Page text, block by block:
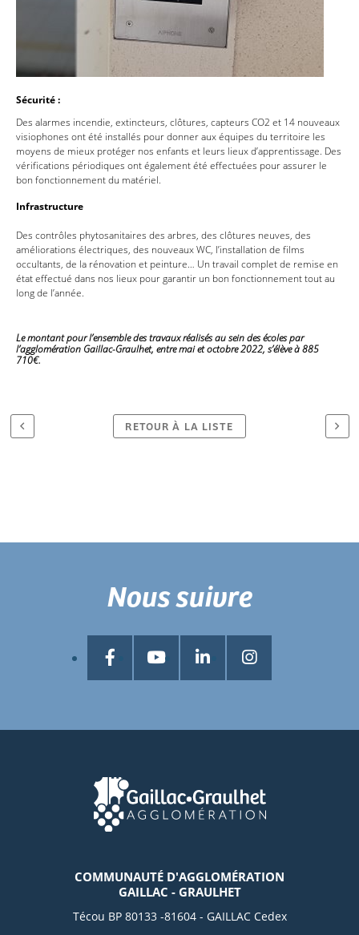
Sécurité :
Des alarmes incendie, extincteurs, clôtures, capteurs CO2 et 14 nouveaux
visiophones ont été installés pour donner aux équipes du territoire les
moyens de mieux protéger nos enfants et leurs lieux d’apprentissage. Des
vérifications périodiques ont également été effectuées pour assurer le
bon fonctionnement du matériel.
Infrastructure
Des contrôles phytosanitaires des arbres, des clôtures neuves, des
améliorations électriques, des nouveaux WC, l’installation de films
occultants, de la rénovation et peinture… Un travail complet de remise en
état effectué dans nos lieux pour garantir un bon fonctionnement tout au
long de l’année.
Le montant pour l’ensemble des travaux réalisés au sein des écoles par
l’agglomération Gaillac-Graulhet, entre mai et octobre 2022, s’élève à 885
710€.
RETOUR À LA LISTE
COMMUNAUTÉ D'AGGLOMÉRATION
GAILLAC - GRAULHET
Técou BP 80133 -81604 - GAILLAC Cedex
Nous suivre